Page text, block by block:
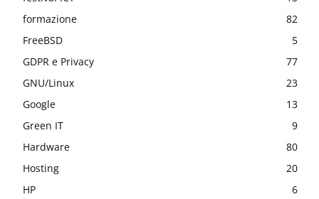
formazione
82
FreeBSD
5
GDPR e Privacy
77
GNU/Linux
23
Google
13
Green IT
9
Hardware
80
Hosting
20
HP
6